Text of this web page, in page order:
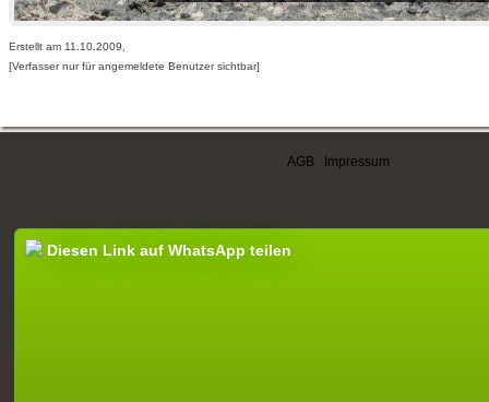
Erstellt am 11.10.2009,
[Verfasser nur für angemeldete Benutzer sichtbar]
AGB Impressum
Diesen Link auf WhatsApp teilen